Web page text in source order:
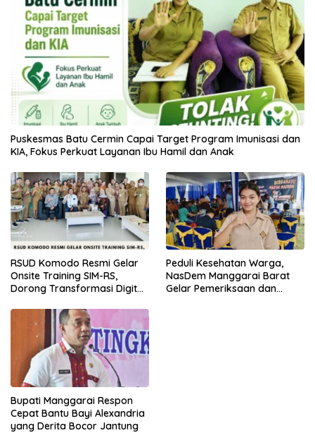
Puskesmas Batu Cermin Capai Target Program Imunisasi dan
KIA, Fokus Perkuat Layanan Ibu Hamil dan Anak
RSUD Komodo Resmi Gelar
Onsite Training SIM-RS,
Dorong Transformasi Digital
Peduli Kesehatan Warga,
NasDem Manggarai Barat
Gelar Pemeriksaan dan
Bupati Manggarai Respon
Cepat Bantu Bayi Alexandria
yang Derita Bocor Jantung